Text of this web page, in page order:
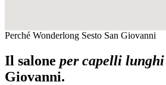
Perché Wonderlong Sesto San Giovanni
Il salone per capelli lunghi
Giovanni.